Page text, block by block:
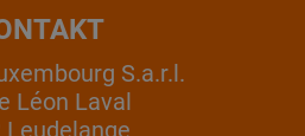
S.a.r.l.
Léon Laval